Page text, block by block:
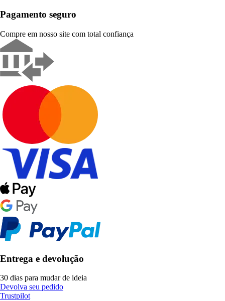
Pagamento seguro
Compre em nosso site com total confiança
Entrega e devolução
30 dias para mudar de ideia
Devolva seu pedido
Trustpilot